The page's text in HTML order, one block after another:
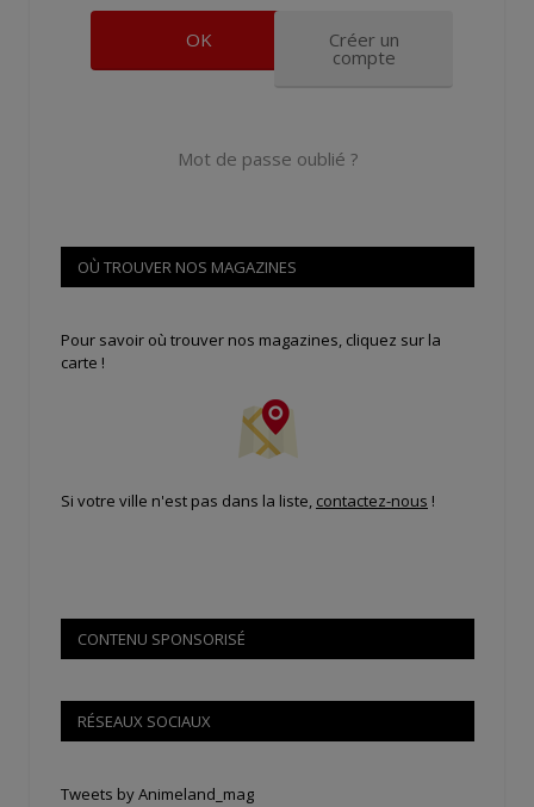
Créer un
compte
Mot de passe oublié ?
OÙ TROUVER NOS MAGAZINES
Pour savoir où trouver nos magazines, cliquez sur la
carte !
Si votre ville n'est pas dans la liste, contactez-nous !
CONTENU SPONSORISÉ
RÉSEAUX SOCIAUX
Tweets by Animeland_mag